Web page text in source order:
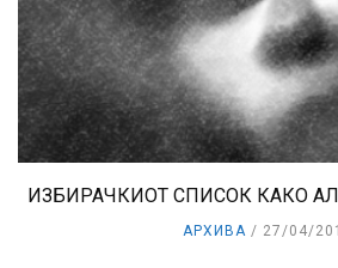
ИЗБИРАЧКИОТ СПИСОК КАКО
АРХИВА 27/04/